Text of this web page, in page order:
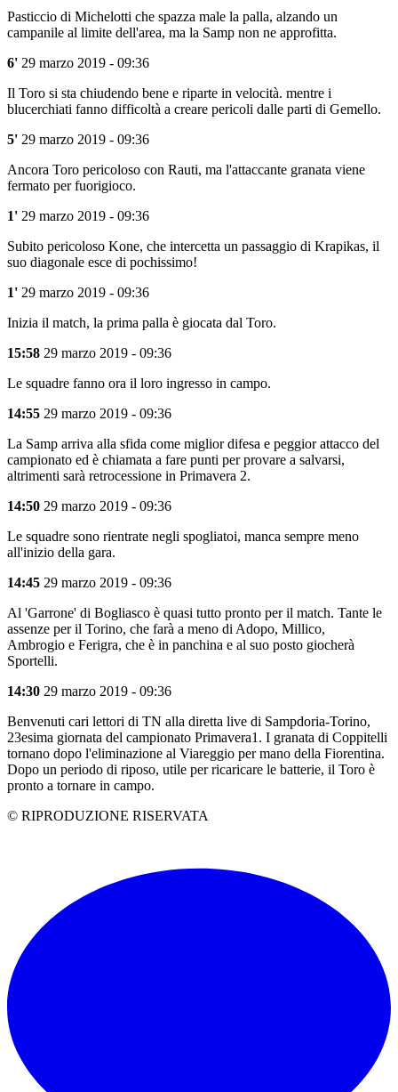
Pasticcio di Michelotti che spazza male la palla, alzando un
campanile al limite dell'area, ma la Samp non ne approfitta.
6' 29 marzo 2019 - 09:36
Il Toro si sta chiudendo bene e riparte in velocità. mentre i
blucerchiati fanno difficoltà a creare pericoli dalle parti di Gemello.
5' 29 marzo 2019 - 09:36
Ancora Toro pericoloso con Rauti, ma l'attaccante granata viene
fermato per fuorigioco.
1' 29 marzo 2019 - 09:36
Subito pericoloso Kone, che intercetta un passaggio di Krapikas, il
suo diagonale esce di pochissimo!
1' 29 marzo 2019 - 09:36
Inizia il match, la prima palla è giocata dal Toro.
15:58 29 marzo 2019 - 09:36
Le squadre fanno ora il loro ingresso in campo.
14:55 29 marzo 2019 - 09:36
La Samp arriva alla sfida come miglior difesa e peggior attacco del
campionato ed è chiamata a fare punti per provare a salvarsi,
altrimenti sarà retrocessione in Primavera 2.
14:50 29 marzo 2019 - 09:36
Le squadre sono rientrate negli spogliatoi, manca sempre meno
all'inizio della gara.
14:45 29 marzo 2019 - 09:36
Al 'Garrone' di Bogliasco è quasi tutto pronto per il match. Tante le
assenze per il Torino, che farà a meno di Adopo, Millico,
Ambrogio e Ferigra, che è in panchina e al suo posto giocherà
Sportelli.
14:30 29 marzo 2019 - 09:36
Benvenuti cari lettori di TN alla diretta live di Sampdoria-Torino,
23esima giornata del campionato Primavera1. I granata di Coppitelli
tornano dopo l'eliminazione al Viareggio per mano della Fiorentina.
Dopo un periodo di riposo, utile per ricaricare le batterie, il Toro è
pronto a tornare in campo.
© RIPRODUZIONE RISERVATA